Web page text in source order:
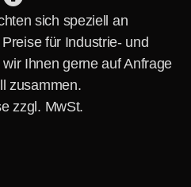
sich speziell an
für Industrie- und
Ihnen gerne auf Anfrage
zusammen.
zzgl. MwSt.